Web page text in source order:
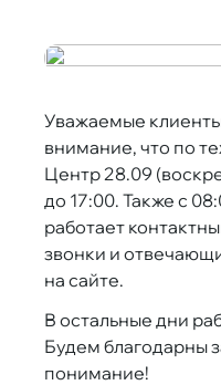
Уважаемые
внимание, что по
Центр 28.09
до 17:00. Также с
работает
звонки и
на сайте.
В остальные дни
Будем благодарны
понимание!